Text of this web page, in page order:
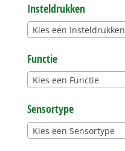
Insteldrukken
Kies een Insteldrukken
Functie
Kies een Functie
Sensortype
Kies een Sensortype